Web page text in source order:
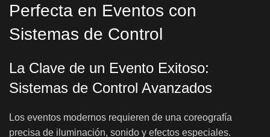
Perfecta en Eventos con
Sistemas de Control
La Clave de un Evento Exitoso:
Sistemas de Control Avanzados
Los eventos modernos requieren de una coreografía
precisa de iluminación, sonido y efectos especiales.